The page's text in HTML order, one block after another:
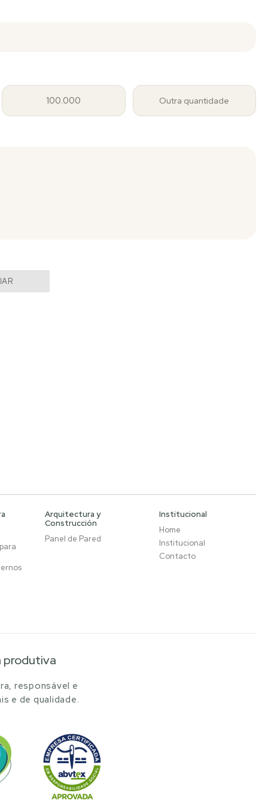
100.000 Outra quantidade
Arquitectura y
Construcción
Panel de Pared
Institucional
Home
Institucional
Contacto
produtiva
responsável e
e de qualidade.